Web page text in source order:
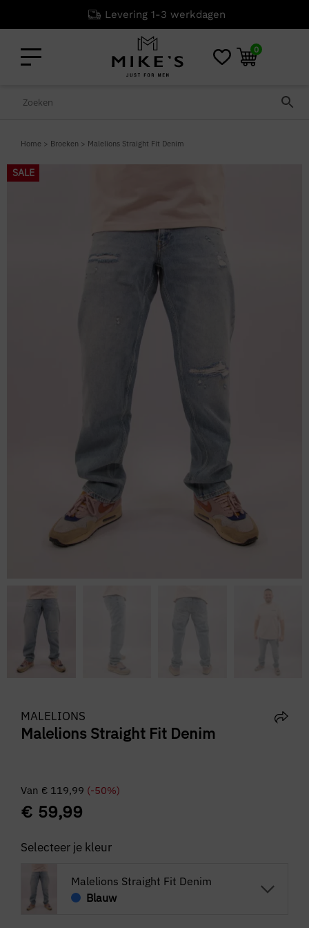
Levering 1-3 werkdagen
0
Home > Broeken > Malelions Straight Fit Denim
SALE
MALELIONS
Malelions Straight Fit Denim
Van € 119,99 (-50%)
€ 59,99
Selecteer je kleur
Malelions Straight Fit Denim
Blauw